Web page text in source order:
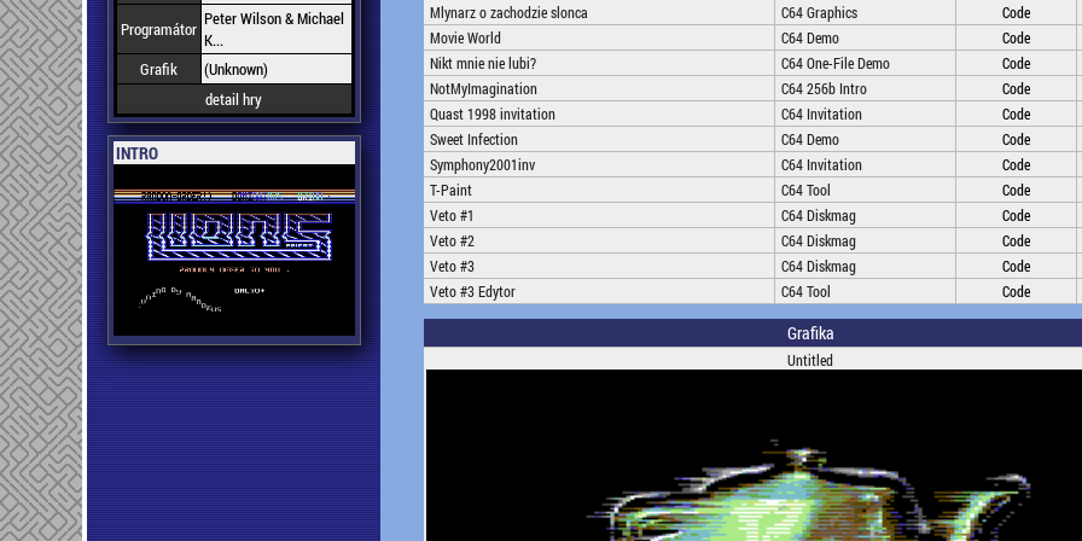
Programátor Peter Wilson & Michael
K...
Grafik
(Unknown)
detail hry
INTRO
Mlynarz o zachodzie slonca C64 Graphics
Code
Movie World
C64 Demo
Code
Nikt mnie nie lubi?
C64 One-File Demo
Code
NotMyImagination
C64 256b Intro
Code
Quast 1998 invitation
C64 Invitation
Code
Sweet Infection
C64 Demo
Code
Symphony2001inv
C64 Invitation
Code
T-Paint
C64 Tool
Code
Veto #1
C64 Diskmag
Code
Veto #2
C64 Diskmag
Code
Veto #3
C64 Diskmag
Code
Veto #3 Edytor
C64 Tool Code
Grafika
Untitled